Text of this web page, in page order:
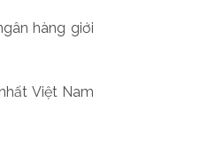
hàng giới
Việt Nam